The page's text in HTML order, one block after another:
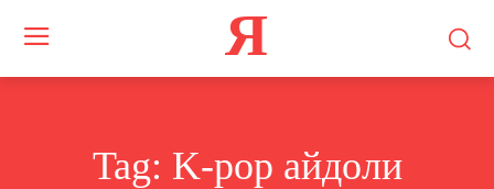
Я
Tag: K-pop айдоли